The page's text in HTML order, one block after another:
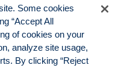
closed
Some cookies
“Accept All
of cookies on your
analyze site usage,
By clicking “Reject